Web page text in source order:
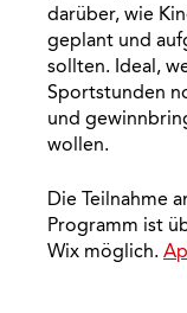
darüber, wie
geplant und
sollten. Ideal,
Sportstunden
und
wollen.
Die Teilnahme
Programm ist
Wix möglich.